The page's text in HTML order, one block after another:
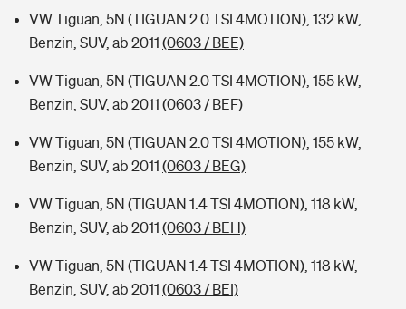
VW Tiguan, 5N (TIGUAN 2.0 TSI 4MOTION), 132 kW,
Benzin, SUV, ab 2011 (0603 / BEE)
VW Tiguan, 5N (TIGUAN 2.0 TSI 4MOTION), 155 kW,
Benzin, SUV, ab 2011 (0603 / BEF)
VW Tiguan, 5N (TIGUAN 2.0 TSI 4MOTION), 155 kW,
Benzin, SUV, ab 2011 (0603 / BEG)
VW Tiguan, 5N (TIGUAN 1.4 TSI 4MOTION), 118 kW,
Benzin, SUV, ab 2011 (0603 / BEH)
VW Tiguan, 5N (TIGUAN 1.4 TSI 4MOTION), 118 kW,
Benzin, SUV, ab 2011 (0603 / BEI)